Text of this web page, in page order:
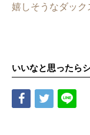
嬉しそうなダック
いいなと思ったら
Share Tweet